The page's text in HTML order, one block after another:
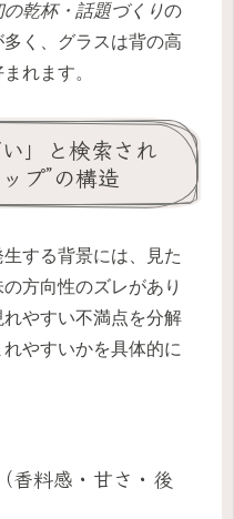
の乾杯・話題づくりの
く、グラスは背の高
れます。
」と検索され
プ”の構造
する背景には、見た
方向性のズレがあり
やすい不満点を分解
やすいかを具体的に
香料感・甘さ・後